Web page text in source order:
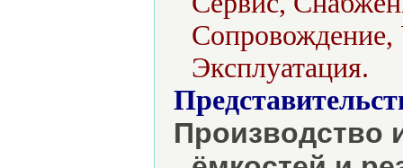
Сопровождение,
Эксплуатация.
Производство